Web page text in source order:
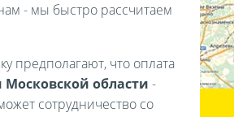
- мы быстро рассчитаем
предполагают, что оплата
Московской области -
сотрудничество со